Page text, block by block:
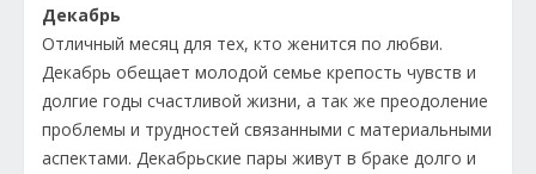
Декабрь
Отличный месяц для тех, кто женится по любви.
Декабрь обещает молодой семье крепость чувств и
долгие годы счастливой жизни, а так же преодоление
проблемы и трудностей связанными с материальными
аспектами. Декабрьские пары живут в браке долго и